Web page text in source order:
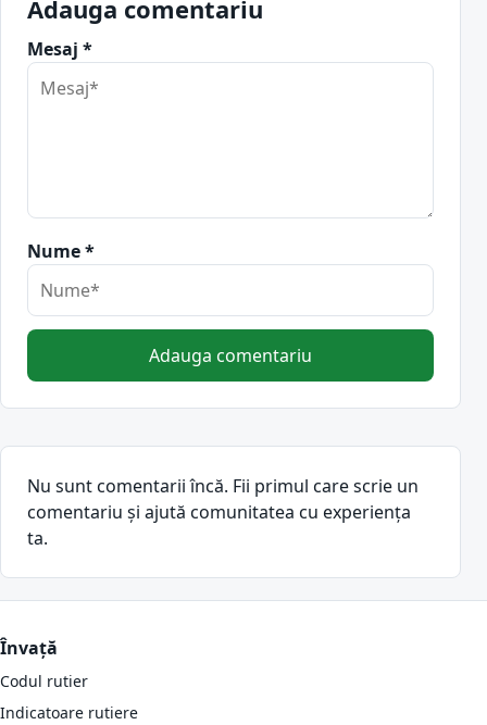
Adauga comentariu
Mesaj *
Nume *
Adauga comentariu
Nu sunt comentarii încă. Fii primul care scrie un
comentariu și ajută comunitatea cu experiența
ta.
Învață
Codul rutier
Indicatoare rutiere